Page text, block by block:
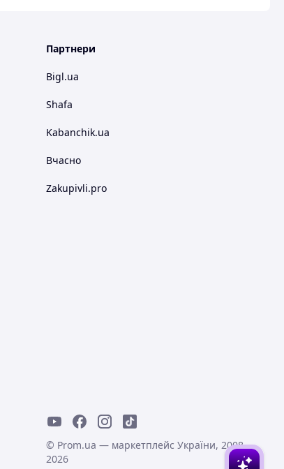
Партнери
Bigl.ua
Shafa
Kabanchik.ua
Вчасно
Zakupivli.pro
© Prom.ua — маркетплейс України, 2008-
2026